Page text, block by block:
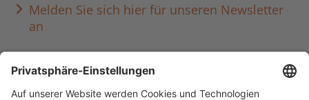
Melden Sie sich hier für unseren Newsletter
an
Häufig aufgerufen